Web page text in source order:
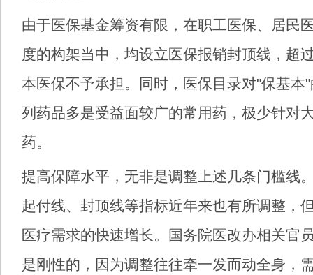
由于医保基金筹资有限，在职工医保、居民
度的构架当中，均设立医保报销封顶线，超
本医保不予承担。同时，医保目录对"保基本
列药品多是受益面较广的常用药，极少针对
药。
提高保障水平，无非是调整上述几条门槛线
起付线、封顶线等指标近年来也有所调整，
医疗需求的快速增长。国务院医改办相关官
是刚性的，因为调整往往牵一发而动全身，